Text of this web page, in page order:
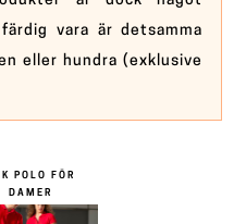
vara är detsamma
eller hundra (exklusive
POLO FÖR
DAMER